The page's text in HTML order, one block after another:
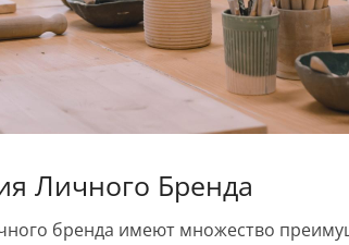
Личного Бренда
бренда имеют множество